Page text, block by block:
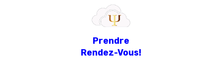
Prendre
Rendez-Vous!